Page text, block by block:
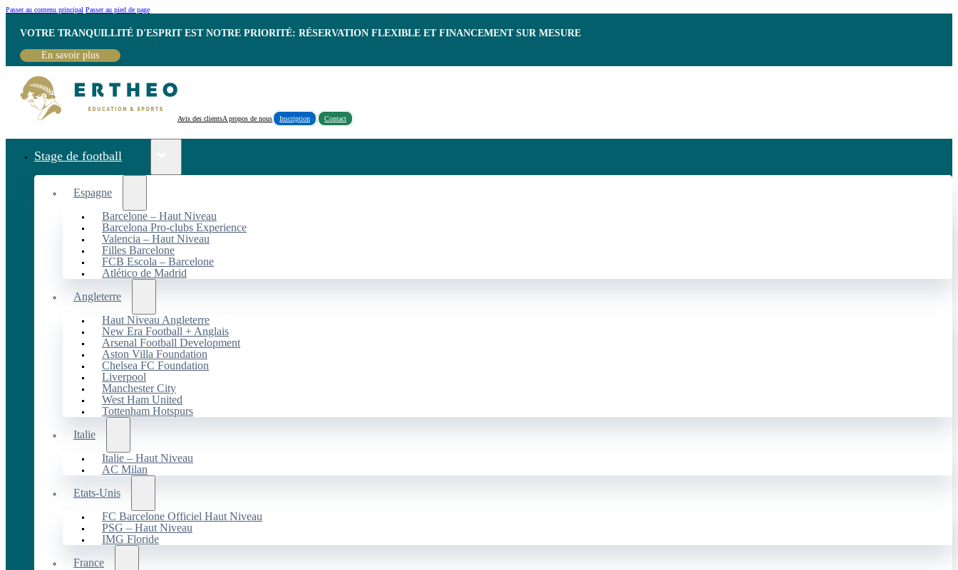
Passer au contenu principal Passer au pied de page
VOTRE TRANQUILLITÉ D'ESPRIT EST NOTRE PRIORITÉ: RÉSERVATION FLEXIBLE ET FINANCEMENT SUR MESURE
En savoir plus
Avis des clientsA propos de nous Inscription Contact
Stage de football
Espagne
Barcelone – Haut Niveau
Barcelona Pro-clubs Experience
Valencia – Haut Niveau
Filles Barcelone
FCB Escola – Barcelone
Atlético de Madrid
Angleterre
Haut Niveau Angleterre
New Era Football + Anglais
Arsenal Football Development
Aston Villa Foundation
Chelsea FC Foundation
Liverpool
Manchester City
West Ham United
Tottenham Hotspurs
Italie
Italie – Haut Niveau
AC Milan
Etats-Unis
FC Barcelone Officiel Haut Niveau
PSG – Haut Niveau
IMG Floride
France